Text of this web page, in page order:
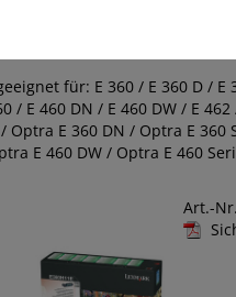
für: E 360 / E 360 D / E
/ E 460 DN / E 460 DW / E
Optra E 360 DN / Optra E 360
E 460 DW / Optra E 460
Art.-